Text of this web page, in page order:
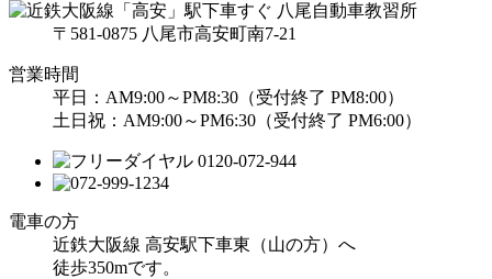
〒581-0875 八尾市高安町南7-21
営業時間
平日：AM9:00～PM8:30（受付終了 PM8:00）
土日祝：AM9:00～PM6:30（受付終了 PM6:00）
電車の方
近鉄大阪線 高安駅下車東（山の方）へ
徒歩350mです。